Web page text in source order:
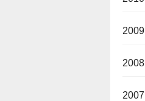
2009
2008
2007